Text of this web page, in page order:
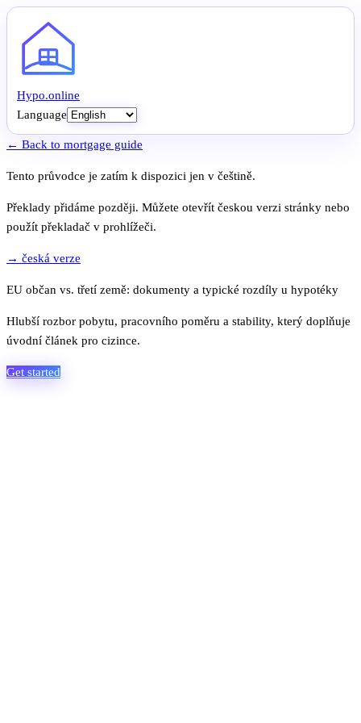
Hypo.online
Language
← Back to mortgage guide
Tento průvodce je zatím k dispozici jen v češtině.
Překlady přidáme později. Můžete otevřít českou verzi stránky nebo
použít překladač v prohlížeči.
→ česká verze
EU občan vs. třetí země: dokumenty a typické rozdíly u hypotéky
Hlubší rozbor pobytu, pracovního poměru a stability, který doplňuje
úvodní článek pro cizince.
Get started